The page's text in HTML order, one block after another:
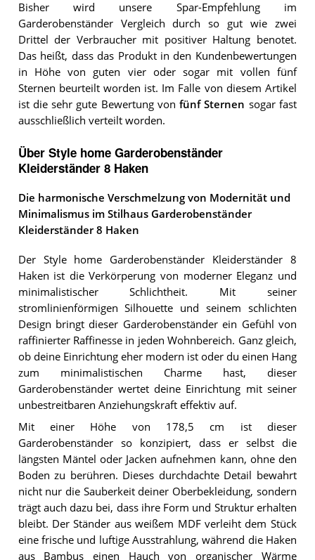
Bisher wird unsere Spar-Empfehlung im
Garderobenständer Vergleich durch so gut wie zwei
Drittel der Verbraucher mit positiver Haltung benotet.
Das heißt, dass das Produkt in den Kundenbewertungen
in Höhe von guten vier oder sogar mit vollen fünf
Sternen beurteilt worden ist. Im Falle von diesem Artikel
ist die sehr gute Bewertung vonfünf Sternen sogar fast
ausschließlich verteilt worden.
Über Style home Garderobenständer
Kleiderständer 8 Haken
Die harmonische Verschmelzung von Modernität und
Minimalismus im Stilhaus Garderobenständer
Kleiderständer 8 Haken
Der Style home Garderobenständer Kleiderständer 8
Haken ist die Verkörperung von moderner Eleganz und
minimalistischer Schlichtheit. Mit seiner
stromlinienförmigen Silhouette und seinem schlichten
Design bringt dieser Garderobenständer ein Gefühl von
raffinierter Raffinesse in jeden Wohnbereich. Ganz gleich,
ob deine Einrichtung eher modern ist oder du einen Hang
zum minimalistischen Charme hast, dieser
Garderobenständer wertet deine Einrichtung mit seiner
unbestreitbaren Anziehungskraft effektiv auf.
Mit einer Höhe von 178,5 cm ist dieser
Garderobenständer so konzipiert, dass er selbst die
längsten Mäntel oder Jacken aufnehmen kann, ohne den
Boden zu berühren. Dieses durchdachte Detail bewahrt
nicht nur die Sauberkeit deiner Oberbekleidung, sondern
trägt auch dazu bei, dass ihre Form und Struktur erhalten
bleibt. Der Ständer aus weißem MDF verleiht dem Stück
eine frische und luftige Ausstrahlung, während die Haken
aus Bambus einen Hauch von organischer Wärme